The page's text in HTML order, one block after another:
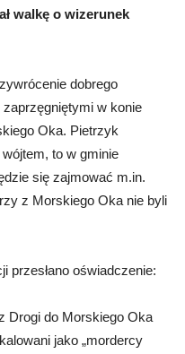
walkę o wizerunek
dobrego
w konie
Oka. Pietrzyk
to w gminie
się zajmować m.in.
z Morskiego Oka nie byli
przesłano oświadczenie:
Drogi do Morskiego Oka
jako „mordercy